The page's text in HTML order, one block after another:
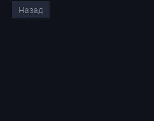
Назад